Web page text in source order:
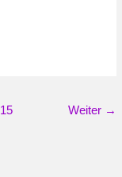
15 Weiter →